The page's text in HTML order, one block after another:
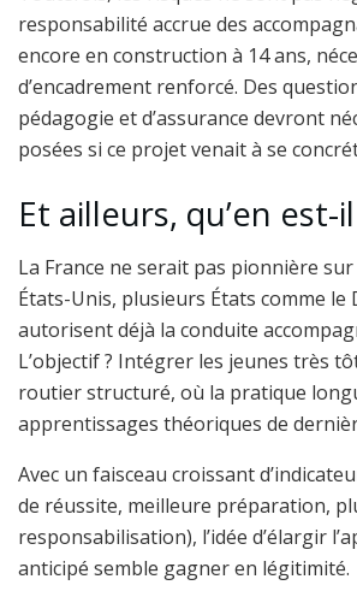
responsabilité accrue des
encore en construction à 14 ans,
d’encadrement renforcé. Des
pédagogie et d’assurance devront
posées si ce projet venait à se
Et ailleurs, qu’en est-
La France ne serait pas pionnière
États-Unis, plusieurs États comme le
autorisent déjà la conduite
L’objectif ? Intégrer les jeunes très
routier structuré, où la pratique
apprentissages théoriques de
Avec un faisceau croissant
de réussite, meilleure préparation,
responsabilisation), l’idée d’élargir
anticipé semble gagner en légitimité.